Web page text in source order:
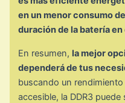
en un menor consumo
duración de la batería
En resumen, la mejor
dependerá de tus
buscando un
accesible, la DDR3